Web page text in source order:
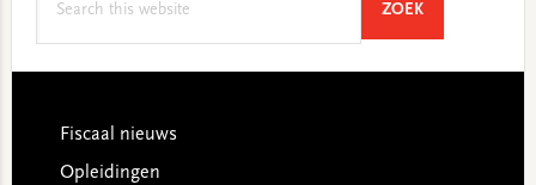
ZOEKSEARCH
Footer
Fiscaal nieuws
Opleidingen